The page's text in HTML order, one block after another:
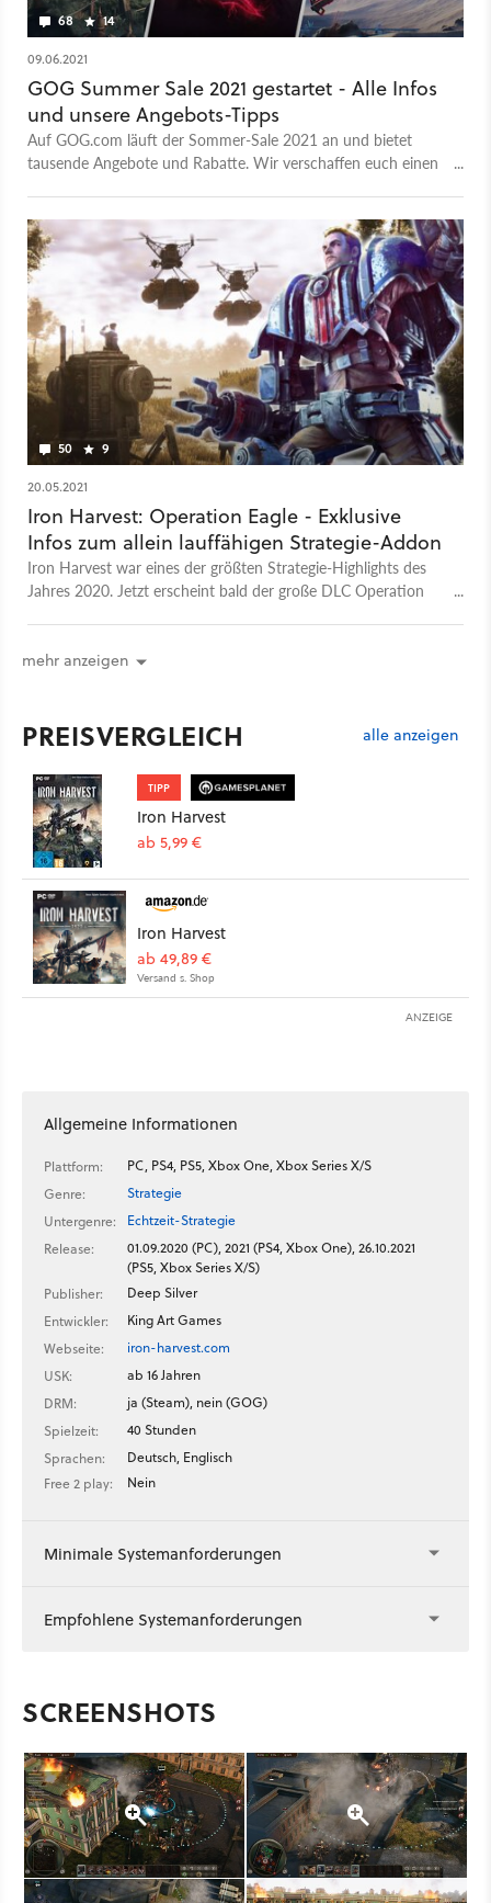
68 14
09.06.2021
GOG Summer Sale 2021 gestartet - Alle Infos
und unsere Angebots-Tipps
Auf GOG.com läuft der Sommer-Sale 2021 an und bietet
tausende Angebote und Rabatte. Wir verschaffen euch einen
50 9
20.05.2021
Iron Harvest: Operation Eagle - Exklusive
Infos zum allein lauffähigen Strategie-Addon
Iron Harvest war eines der größten Strategie-Highlights des
Jahres 2020. Jetzt erscheint bald der große DLC Operation
mehr anzeigen
PREISVERGLEICH alle anzeigen
TIPP
Iron Harvest
ab 5,99 €
Iron Harvest
ab 49,89 €
Versand s. Shop
ANZEIGE
Allgemeine Informationen
Plattform:
PC, PS4, PS5, Xbox One, Xbox Series X/S
Genre:
Strategie
Untergenre:
Echtzeit-Strategie
Release:
01.09.2020 (PC), 2021 (PS4, Xbox One), 26.10.2021
(PS5, Xbox Series X/S)
Publisher:
Deep Silver
Entwickler:
King Art Games
Webseite:
iron-harvest.com
USK:
ab 16 Jahren
DRM:
ja (Steam), nein (GOG)
Spielzeit:
40 Stunden
Sprachen:
Deutsch, Englisch
Free 2 play:
Nein
Minimale Systemanforderungen
Empfohlene Systemanforderungen
SCREENSHOTS